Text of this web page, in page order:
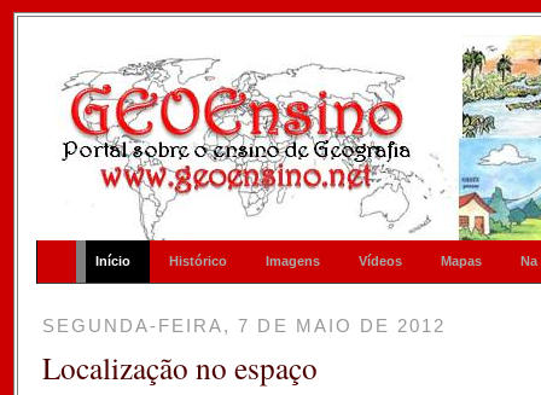
Início Histórico Imagens Vídeos Mapas Na
SEGUNDA-FEIRA, 7 DE MAIO DE 2012
Localização no espaço